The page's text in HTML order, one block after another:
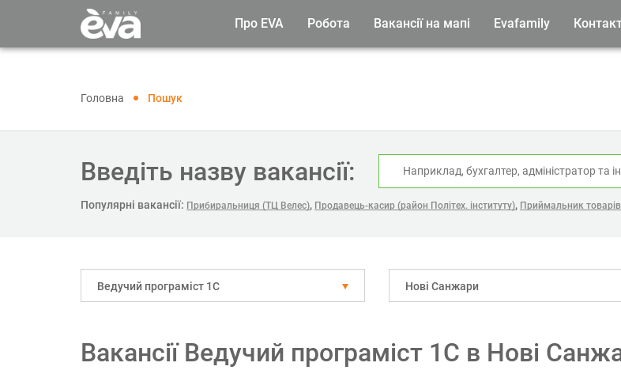
Про EVA Робота Вакансії на мапі Evafamily
Головна Пошук
Введіть назву вакансії:
Популярні вакансії: Прибиральниця (ТЦ Велес), Продавець-касир (район Політех. інституту), Приймальник
Ведучий програміст 1С Нові Санжари
Вакансії Ведучий програміст 1С в Нові